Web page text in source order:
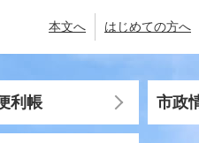
本文へ はじめての方へ
利帳 市政